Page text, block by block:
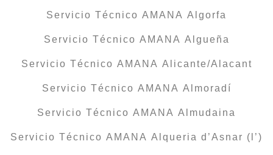
Servicio Técnico AMANA Algorfa
Servicio Técnico AMANA Algueña
Servicio Técnico AMANA Alicante/Alacant
Servicio Técnico AMANA Almoradí
Servicio Técnico AMANA Almudaina
Servicio Técnico AMANA Alqueria d’Asnar (l’)